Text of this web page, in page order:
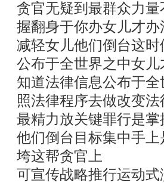
贪官无疑到最群众力
握翻身于你办女儿才
减轻女儿他们倒台这
公布于全世界之中女
知道法律信息公布于
照法律程序去做改变
最精力放关键罪行是
他们倒台目标集中手
垮这帮贪官上
可宣传战略推行运动